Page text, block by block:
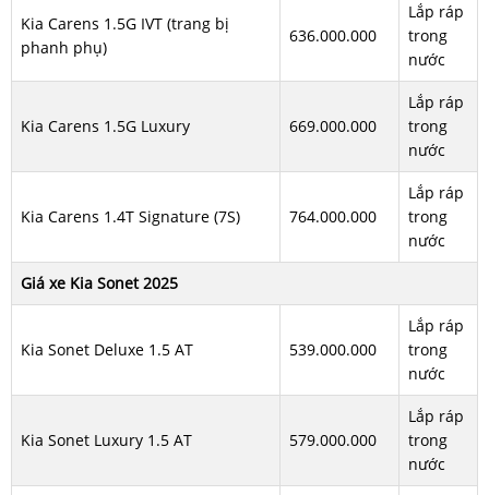
Kia Carens 1.5G IVT (trang bị
phanh phụ)
636.000.000
Lắp ráp
trong
nước
Kia Carens 1.5G Luxury 669.000.000
Lắp ráp
trong
nước
Kia Carens 1.4T Signature (7S) 764.000.000
Lắp ráp
trong
nước
Giá xe Kia Sonet 2025
Kia Sonet Deluxe 1.5 AT 539.000.000
Lắp ráp
trong
nước
Kia Sonet Luxury 1.5 AT 579.000.000
Lắp ráp
trong
nước